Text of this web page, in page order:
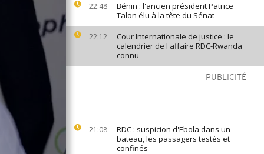
22:48
Bénin : l'ancien président Patrice
Talon élu à la tête du Sénat
22:12
Cour Internationale de justice : le
calendrier de l'affaire RDC-Rwanda
connu
PUBLICITÉ
21:08
RDC : suspicion d'Ebola dans un
bateau, les passagers testés et
confinés